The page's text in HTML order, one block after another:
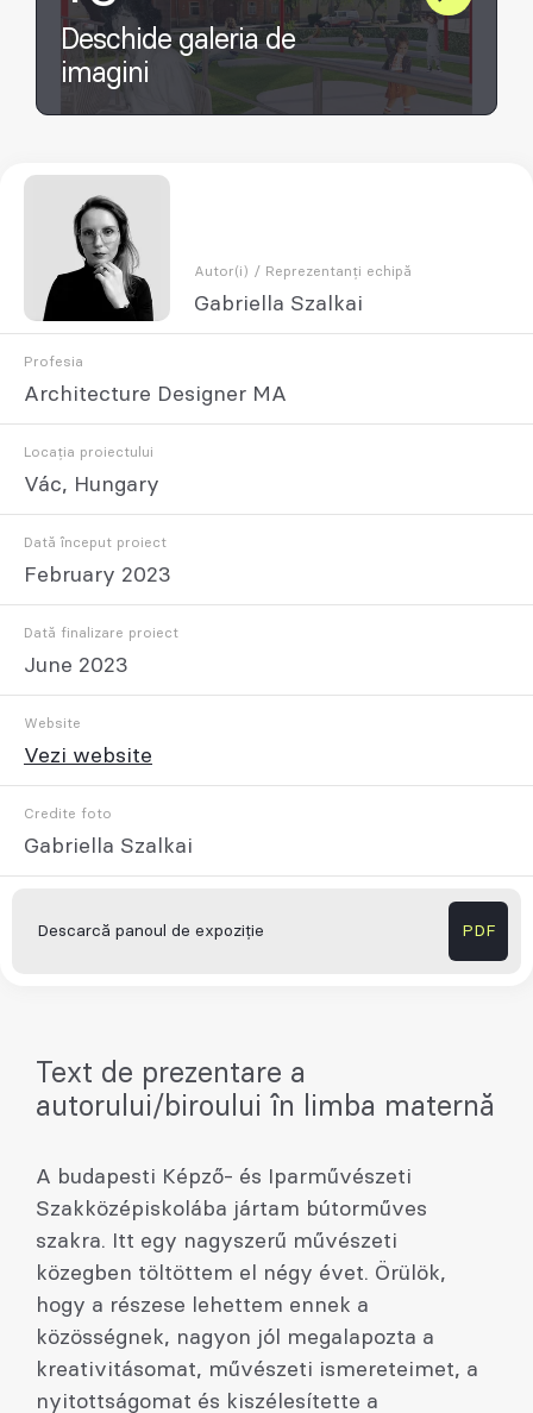
Deschide galeria de
imagini
Autor(i) / Reprezentanți echipă
Gabriella Szalkai
Profesia
Architecture Designer MA
Locația proiectului
Vác, Hungary
Dată început proiect
February 2023
Dată finalizare proiect
June 2023
Website
Vezi website
Credite foto
Gabriella Szalkai
Descarcă panoul de expoziție PDF
Text de prezentare a
autorului/biroului în limba maternă
A budapesti Képző- és Iparművészeti
Szakközépiskolába jártam bútorműves
szakra. Itt egy nagyszerű művészeti
közegben töltöttem el négy évet. Örülök,
hogy a részese lehettem ennek a
közösségnek, nagyon jól megalapozta a
kreativitásomat, művészeti ismereteimet, a
nyitottságomat és kiszélesítette a